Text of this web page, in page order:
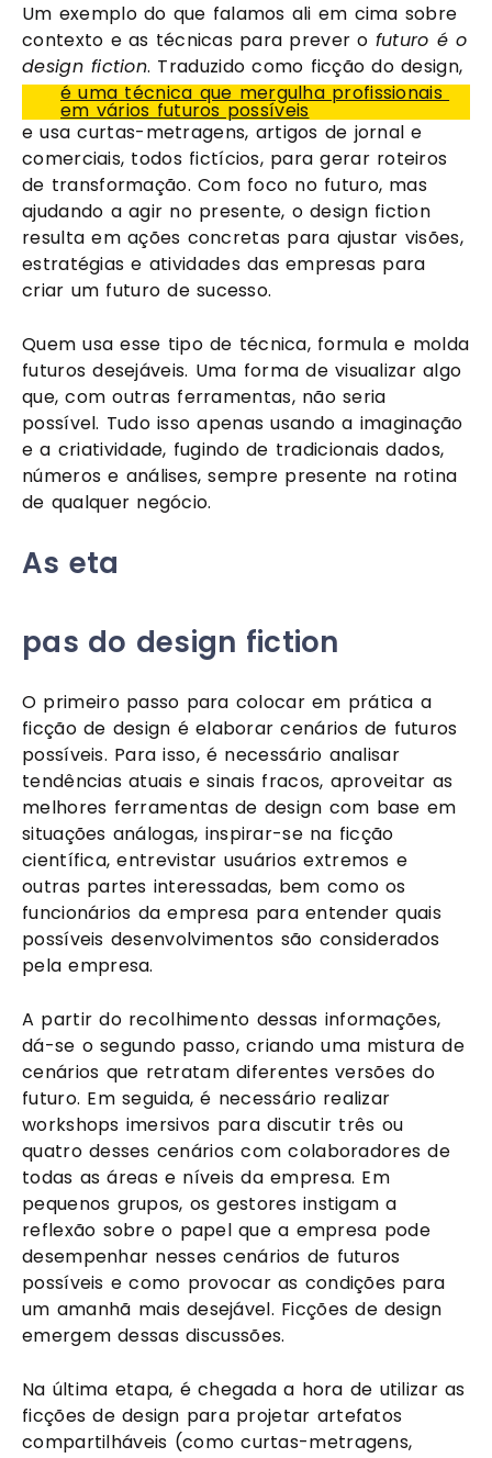
Um exemplo do que falamos ali em cima sobre
contexto e as técnicas para prever o futuro é o
design fiction. Traduzido como ficção do design,
é uma técnica que mergulha profissionais
em vários futuros possíveis
e usa curtas-metragens, artigos de jornal e
comerciais, todos fictícios, para gerar roteiros
de transformação. Com foco no futuro, mas
ajudando a agir no presente, o design fiction
resulta em ações concretas para ajustar visões,
estratégias e atividades das empresas para
criar um futuro de sucesso.
Quem usa esse tipo de técnica, formula e molda
futuros desejáveis. Uma forma de visualizar algo
que, com outras ferramentas, não seria
possível. Tudo isso apenas usando a imaginação
e a criatividade, fugindo de tradicionais dados,
números e análises, sempre presente na rotina
de qualquer negócio.
As eta
pas do design fiction
O primeiro passo para colocar em prática a
ficção de design é elaborar cenários de futuros
possíveis. Para isso, é necessário analisar
tendências atuais e sinais fracos, aproveitar as
melhores ferramentas de design com base em
situações análogas, inspirar-se na ficção
científica, entrevistar usuários extremos e
outras partes interessadas, bem como os
funcionários da empresa para entender quais
possíveis desenvolvimentos são considerados
pela empresa.
A partir do recolhimento dessas informações,
dá-se o segundo passo, criando uma mistura de
cenários que retratam diferentes versões do
futuro. Em seguida, é necessário realizar
workshops imersivos para discutir três ou
quatro desses cenários com colaboradores de
todas as áreas e níveis da empresa. Em
pequenos grupos, os gestores instigam a
reflexão sobre o papel que a empresa pode
desempenhar nesses cenários de futuros
possíveis e como provocar as condições para
um amanhã mais desejável. Ficções de design
emergem dessas discussões.
Na última etapa, é chegada a hora de utilizar as
ficções de design para projetar artefatos
compartilháveis (como curtas-metragens,